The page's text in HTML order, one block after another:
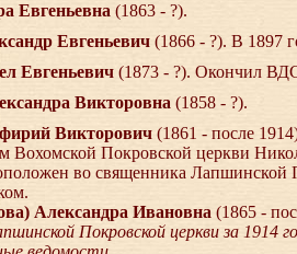
Евгеньевна (1863 - ?).
Евгеньевич (1866 - ?). В 1897
Евгеньевич (1873 - ?). Окончил
Викторовна (1858 - ?).
Викторович (1861 - после
Вохомской Покровской церкви
во священника Лапшинской
Александра Ивановна (1865 -
Покровской церкви за 1914